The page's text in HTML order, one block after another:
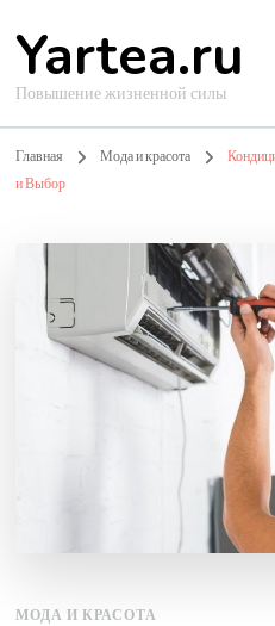
Yartea.ru
Повышение жизненной силы
Главная Мода и красота
и Выбор
МОДА И КРАСОТА